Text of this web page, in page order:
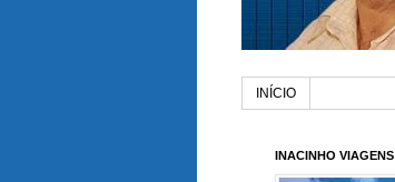
INÍCIO
INACINHO VIAGENS